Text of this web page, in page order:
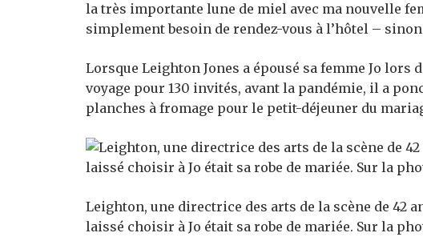
la très importante lune de miel avec ma nouvelle
simplement besoin de rendez-vous à l’hôtel – sinon
Lorsque Leighton Jones a épousé sa femme Jo lors
voyage pour 130 invités, avant la pandémie, il a
planches à fromage pour le petit-déjeuner du
Leighton, une directrice des arts de la scène de 42
laissé choisir à Jo était sa robe de mariée. Sur la